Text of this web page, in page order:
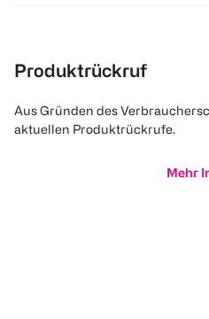
Produktrückruf
Aus Gründen des
aktuellen Produktrückrufe.
Mehr